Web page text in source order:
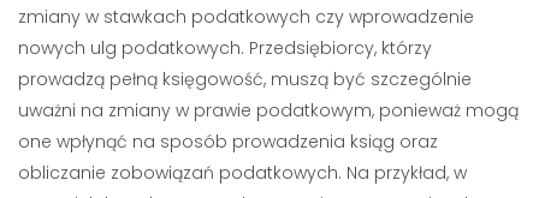
zmiany w stawkach podatkowych czy wprowadzenie
nowych ulg podatkowych. Przedsiębiorcy, którzy
prowadzą pełną księgowość, muszą być szczególnie
uważni na zmiany w prawie podatkowym, ponieważ mogą
one wpłynąć na sposób prowadzenia ksiąg oraz
obliczanie zobowiązań podatkowych. Na przykład, w